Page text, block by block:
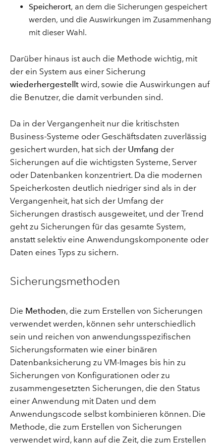
Speicherort, an dem die Sicherungen gespeichert
werden, und die Auswirkungen im Zusammenhang
mit dieser Wahl.
Darüber hinaus ist auch die Methode wichtig, mit
der ein System aus einer Sicherung
wiederhergestelltwird, sowie die Auswirkungen auf
die Benutzer, die damit verbunden sind.
Da in der Vergangenheit nur die kritischsten
Business-Systeme oder Geschäftsdaten zuverlässig
gesichert wurden, hat sich der Umfang der
Sicherungen auf die wichtigsten Systeme, Server
oder Datenbanken konzentriert. Da die modernen
Speicherkosten deutlich niedriger sind als in der
Vergangenheit, hat sich der Umfang der
Sicherungen drastisch ausgeweitet, und der Trend
geht zu Sicherungen für das gesamte System,
anstatt selektiv eine Anwendungskomponente oder
Daten eines Typs zu sichern.
Sicherungsmethoden
Die Methoden, die zum Erstellen von Sicherungen
verwendet werden, können sehr unterschiedlich
sein und reichen von anwendungsspezifischen
Sicherungsformaten wie einer binären
Datenbanksicherung zu VM-Images bis hin zu
Sicherungen von Konfigurationen oder zu
zusammengesetzten Sicherungen, die den Status
einer Anwendung mit Daten und dem
Anwendungscode selbst kombinieren können. Die
Methode, die zum Erstellen von Sicherungen
verwendet wird, kann auf die Zeit, die zum Erstellen